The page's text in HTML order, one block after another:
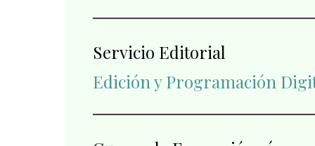
Servicio Editorial
Edición y Programación